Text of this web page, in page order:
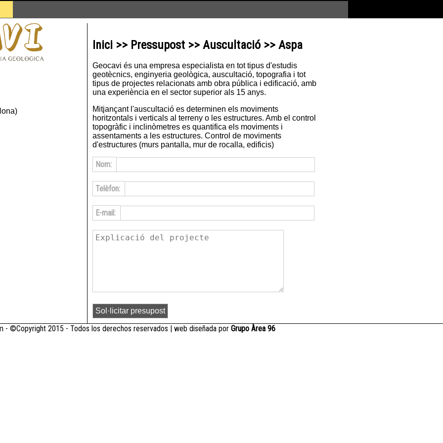
Inici >> Pressupost >> Auscultació >> Aspa
Geocavi és una empresa especialista en tot tipus d'estudis
geotècnics, enginyeria geològica, auscultació, topografia i tot
tipus de projectes relacionats amb obra pública i edificació, amb
una experiència en el sector superior als 15 anys.
Mitjançant l'auscultació es determinen els moviments
horitzontals i verticals al terreny o les estructures. Amb el control
topogràfic i inclinòmetres es quantifica els moviments i
assentaments a les estructures. Control de moviments
d'estructures (murs pantalla, mur de rocalla, edificis)
Nom:
Telèfon:
E-mail:
- ©Copyright 2015 - Todos los derechos reservados | web diseñada por Grupo Àrea 96